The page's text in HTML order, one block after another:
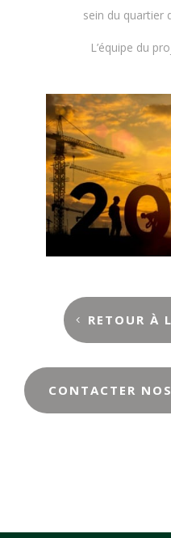
sein du quartier
L’équipe du
RETOUR À
CONTACTER